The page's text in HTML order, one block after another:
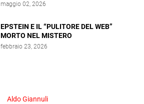
maggio 02, 2026
EPSTEIN E IL “PULITORE DEL WEB”
MORTO NEL MISTERO
febbraio 23, 2026
Aldo Giannuli